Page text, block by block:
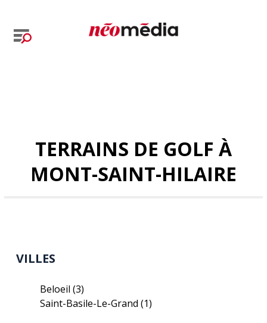
TERRAINS DE GOLF À
MONT-SAINT-HILAIRE
VILLES
Beloeil(3)
Saint-Basile-Le-Grand(1)